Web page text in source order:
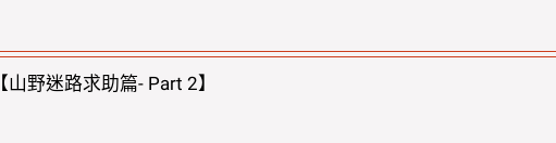
【山野迷路求助篇- Part 2】